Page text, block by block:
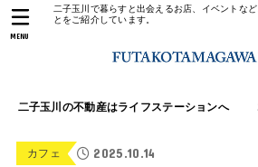
二子玉川で暮らすと出会えるお店、イベントな
とをご紹介しています。
二子玉川の不動産はライフステーションへ
MENU
カフェ 2025.10.14